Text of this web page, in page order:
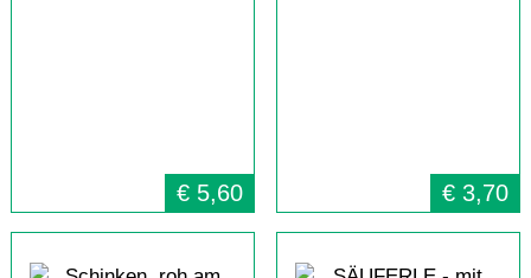
€ 5,60 € 3,70